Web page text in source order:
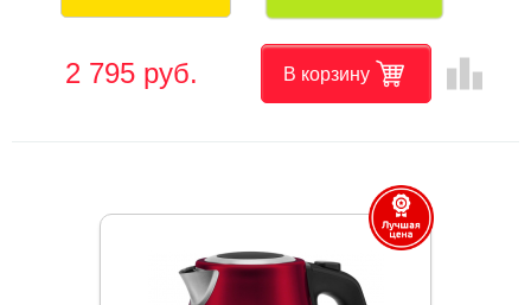
2 795 руб. В корзину leaderboard